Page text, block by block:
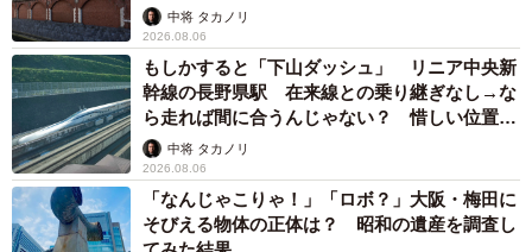
して」中将 タカノリ
2026.08.06
もしかすると「下山ダッシュ」 リニア中央新
幹線の長野県駅 在来線との乗り継ぎなし→な
ら走れば間に合うんじゃない？ 惜しい位置関
係が反響
中将 タカノリ
2026.08.06
「なんじゃこりゃ！」「ロボ？」大阪・梅田に
そびえる物体の正体は？ 昭和の遺産を調査し